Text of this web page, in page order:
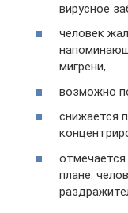
вирусное
человек
мигрени,
возможно
снижается
плане: